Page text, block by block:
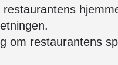
restaurantens
om restaurantens